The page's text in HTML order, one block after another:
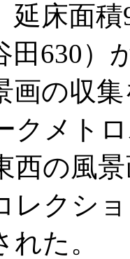
延床面
田630）
画の収
クメト
西の風
レクシ
た。